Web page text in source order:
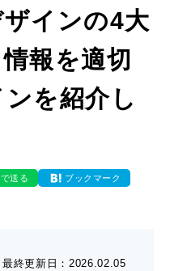
インの4大
報を適切
を紹介し
送る
ブックマーク
終更新日：2026.02.05